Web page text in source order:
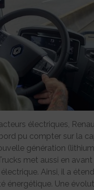
électriques,
pu compter sur la
génération
met aussi en avant
Ainsi, il a
énergétique. Une